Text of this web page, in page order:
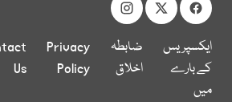
ایکسپریس
کے بارے
میں
ضابطہ
اخلاق
Privacy
Policy
Us